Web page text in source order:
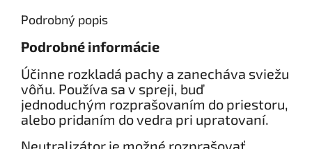
Podrobný popis
Podrobné informácie
Účinne rozkladá pachy a zanecháva sviežu
vôňu. Používa sa v spreji, buď
jednoduchým rozprašovaním do priestoru,
alebo pridaním do vedra pri upratovaní.